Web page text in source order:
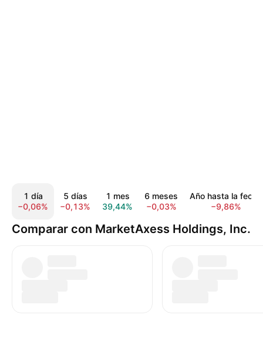
1 día
−0,06%
5 días
−0,13%
1 mes
39,44%
6 meses
−0,03%
Año hasta la fecha
−9,86%
Comparar con MarketAxess Holdings, Inc.